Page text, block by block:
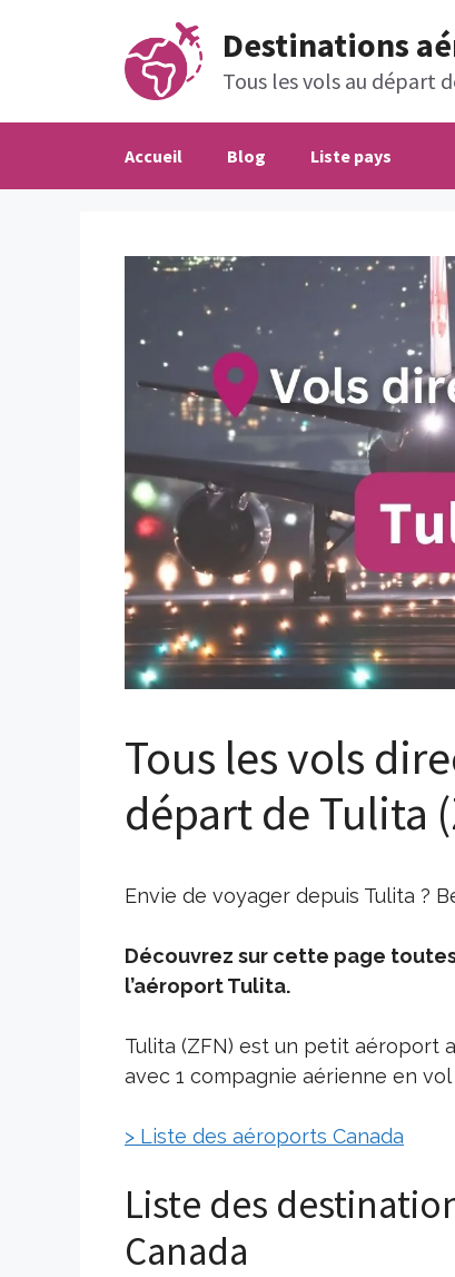
Destinations
Tous les vols au départ
Accueil Blog Liste pays
Tous les vols
départ de Tulita
Envie de voyager depuis Tulita ?
Découvrez sur cette page
l’aéroport Tulita.
Tulita (ZFN) est un petit aéroport
avec 1 compagnie aérienne en
> Liste des aéroports Canada
Liste des
Canada